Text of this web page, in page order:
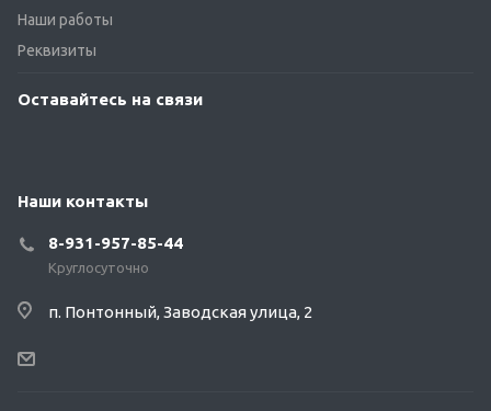
Наши работы
Реквизиты
Оставайтесь на связи
Наши контакты
8-931-957-85-44
Круглосуточно
п. Понтонный, Заводская улица, 2